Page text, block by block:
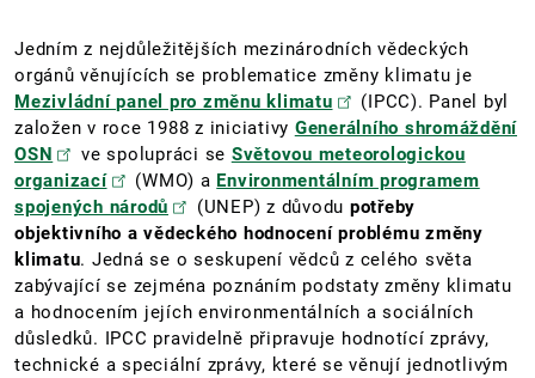
Jedním z nejdůležitějších mezinárodních vědeckých
orgánů věnujících se problematice změny klimatu je
Mezivládní panel pro změnu klimatu
(IPCC). Panel byl
založen v roce 1988 z iniciativy Generálního shromáždění
OSN
ve spolupráci se Světovou meteorologickou
organizací
(WMO) a Environmentálním programem
spojených národů
(UNEP) z důvodu potřeby
objektivního a vědeckého hodnocení problému změny
klimatu. Jedná se o seskupení vědců z celého světa
zabývající se zejména poznáním podstaty změny klimatu
a hodnocením jejích environmentálních a sociálních
důsledků. IPCC pravidelně připravuje hodnotící zprávy,
technické a speciální zprávy, které se věnují jednotlivým